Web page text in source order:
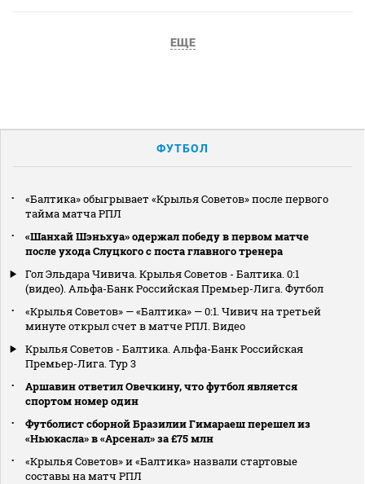
ЕЩЕ
ФУТБОЛ
«Балтика» обыгрывает «Крылья Советов» после первого
тайма матча РПЛ
«Шанхай Шэньхуа» одержал победу в первом матче
после ухода Слуцкого с поста главного тренера
Гол Эльдара Чивича. Крылья Советов - Балтика. 0:1
(видео). Альфа-Банк Российская Премьер-Лига. Футбол
«Крылья Советов» — «Балтика» — 0:1. Чивич на третьей
минуте открыл счет в матче РПЛ. Видео
Крылья Советов - Балтика. Альфа-Банк Российская
Премьер-Лига. Тур 3
Аршавин ответил Овечкину, что футбол является
спортом номер один
Футболист сборной Бразилии Гимараеш перешел из
«Ньюкасла» в «Арсенал» за £75 млн
«Крылья Советов» и «Балтика» назвали стартовые
составы на матч РПЛ